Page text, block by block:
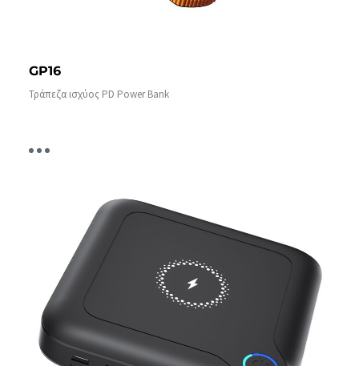
GP16
Τράπεζα ισχύος PD Power Bank